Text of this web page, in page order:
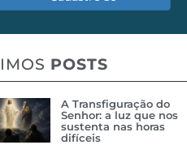
POSTS
A Transfiguração do
Senhor: a luz que nos
sustenta nas horas
difíceis